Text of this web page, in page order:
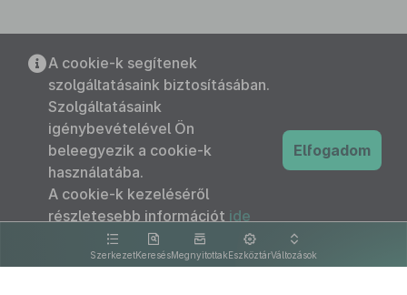
SzerkezetKeresésMegnyitottakEszköztárVáltozások
A cookie-k segítenek
szolgáltatásaink biztosításában.
Szolgáltatásaink
igénybevételével Ön
beleegyezik a cookie-k
használatába.
A cookie-k kezeléséről
részletesebb információt ide
kattintva olvashat.
Elfogadom